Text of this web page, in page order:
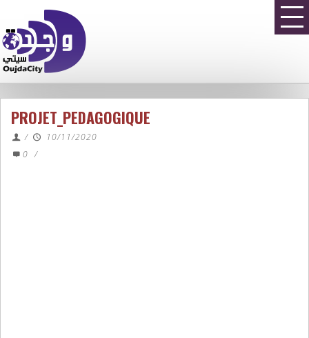
PROJET_PEDAGOGIQUE
/
10/11/2020
0 /